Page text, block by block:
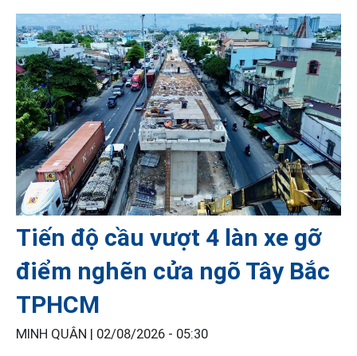
Tiến độ cầu vượt 4 làn xe gỡ
điểm nghẽn cửa ngõ Tây Bắc
TPHCM
MINH QUÂN | 02/08/2026 - 05:30